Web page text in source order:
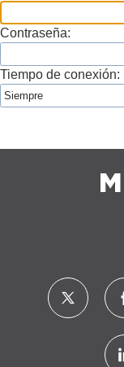
Contraseña:
Tiempo de conexión: